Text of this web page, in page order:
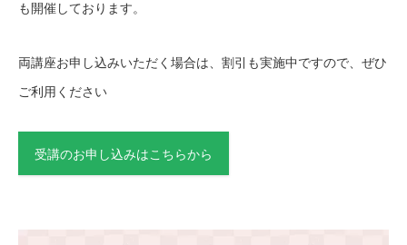
も開催しております。
両講座お申し込みいただく場合は、割引も実施中ですので、ぜひ
ご利用ください
受講のお申し込みはこちらから